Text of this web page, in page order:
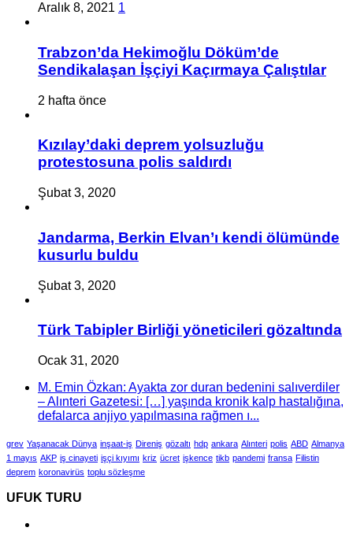
Aralık 8, 2021 1
Trabzon’da Hekimoğlu Döküm’de
Sendikalaşan İşçiyi Kaçırmaya Çalıştılar
2 hafta önce
Kızılay’daki deprem yolsuzluğu
protestosuna polis saldırdı
Şubat 3, 2020
Jandarma, Berkin Elvan’ı kendi ölümünde
kusurlu buldu
Şubat 3, 2020
Türk Tabipler Birliği yöneticileri gözaltında
Ocak 31, 2020
M. Emin Özkan: Ayakta zor duran bedenini salıverdiler
– Alınteri Gazetesi: […] yaşında kronik kalp hastalığına,
defalarca anjiyo yapılmasına rağmen ı...
grev Yaşanacak Dünya inşaat-iş Direniş gözaltı hdp ankara Alınteri polis ABD Almanya
1 mayıs AKP iş cinayeti işçi kıyımı kriz ücret işkence tikb pandemi fransa Filistin
deprem koronavirüs toplu sözleşme
UFUK TURU